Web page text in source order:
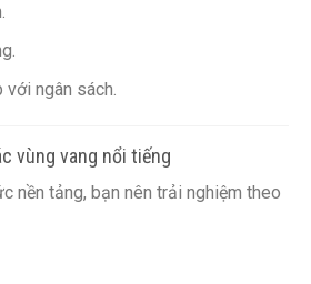
ngân sách.
vùng vang nổi tiếng
nền tảng, bạn nên trải nghiệm theo